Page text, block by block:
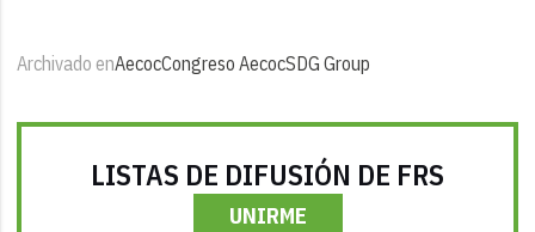
Archivado enAecocCongreso AecocSDG Group
LISTAS DE DIFUSIÓN DE FRS
UNIRME